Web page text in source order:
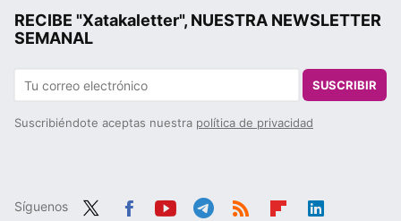
RECIBE "Xatakaletter", NUESTRA NEWSLETTER
SEMANAL
SUSCRIBIR
Suscribiéndote aceptas nuestra política de privacidad
Síguenos